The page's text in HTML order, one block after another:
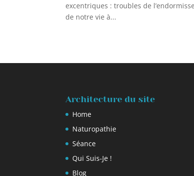
excentriques : troubles de
de notre vie à...
Architecture du site
Home
Naturopathie
Séance
Qui Suis-Je !
Blog